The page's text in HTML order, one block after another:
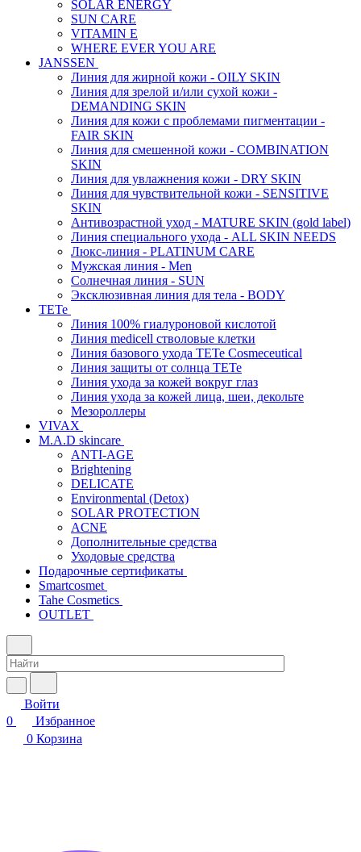
SOLAR ENERGY
SUN CARE
VITAMIN E
WHERE EVER YOU ARE
JANSSEN
Линия для жирной кожи - OILY SKIN
Линия для зрелой и/или сухой кожи -
DEMANDING SKIN
Линия для кожи с проблемами пигментации -
FAIR SKIN
Линия для смешенной кожи - COMBINATION
SKIN
Линия для увлажнения кожи - DRY SKIN
Линия для чувствительной кожи - SENSITIVE
SKIN
Антивозрастной уход - MATURE SKIN (gold label)
Линия специального ухода - ALL SKIN NEEDS
Люкс-линия - PLATINUM CARE
Мужская линия - Men
Солнечная линия - SUN
Эксклюзивная линия для тела - BODY
TETe
Линия 100% гиалуроновой кислотой
Линия medicell стволовые клетки
Линия базового ухода TETe Cosmeceutical
Линия защиты от солнца TETe
Линия ухода за кожей вокруг глаз
Линия ухода за кожей лица, шеи, декольте
Мезороллеры
VIVAX
M.A.D skincare
ANTI-AGE
Brightening
DELICATE
Environmental (Detox)
SOLAR PROTECTION
АCNE
Дополнительные средства
Уходовые средства
Подарочные сертификаты
Smartcosmet
Tahe Cosmetics
OUTLET
Войти
0
Избранное
0 Корзина